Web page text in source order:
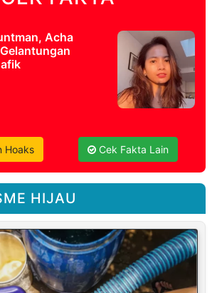
Acha
Hoaks Cek Fakta Lain
HIJAU